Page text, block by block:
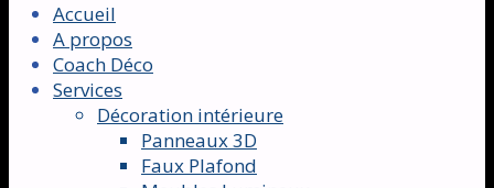
Accueil
A propos
Coach Déco
Services
Décoration intérieure
Panneaux 3D
Faux Plafond